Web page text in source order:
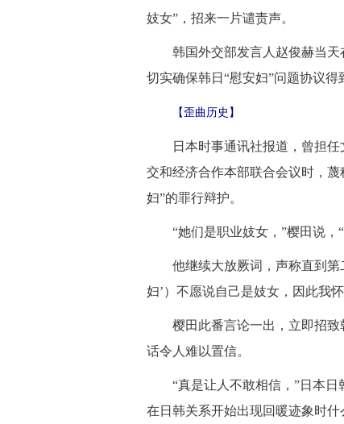
妓女”，招来一片谴责声。
韩国外交部发言人赵俊赫当天
切实确保韩日“慰安妇”问题协议得
【歪曲历史】
日本时事通讯社报道，曾担任
交和经济合作本部联合会议时，蔑
妇”的罪行辩护。
“她们是职业妓女，”樱田说，“
他继续大放厥词，声称直到第
妇’）不愿说自己是妓女，因此我
樱田此番言论一出，立即招致
话令人难以置信。
“真是让人不敢相信，”日本日
在日韩关系开始出现回暖迹象时什